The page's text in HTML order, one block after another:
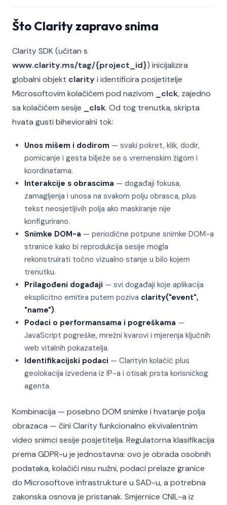
Što Clarity zapravo snima
Clarity SDK (učitan s
www.clarity.ms/tag/{project_id}) inicijalizira
globalni objekt clarityi identificira posjetitelje
Microsoftovim kolačićem pod nazivom
_clck, zajedno
sa kolačićem sesije
_clsk. Od tog trenutka, skripta
hvata gusti bihevioralni tok:
Unos mišem i dodirom — svaki pokret, klik, dodir,
pomicanje i gesta bilježe se s vremenskim žigom i
koordinatama.
Interakcije s obrascima — događaji fokusa,
zamagljenja i unosa na svakom polju obrasca, plus
tekst neosjetljivih polja ako maskiranje nije
konfigurirano.
Snimke DOM-a — periodične potpune snimke DOM-a
stranice kako bi reprodukcija sesije mogla
rekonstruirati točno vizualno stanje u bilo kojem
trenutku.
Prilagođeni događaji — svi događaji koje aplikacija
eksplicitno emitira putem poziva clarity("event",
"name").
Podaci o performansama i pogreškama —
JavaScript pogreške, mrežni kvarovi i mjerenja ključnih
web vitalnih pokazatelja.
Identifikacijski podaci — Clarityin kolačić plus
geolokacija izvedena iz IP-a i otisak prsta korisničkog
agenta.
Kombinacija — posebno DOM snimke i hvatanje polja
obrazaca — čini Clarity funkcionalno ekvivalentnim
video snimci sesije posjetitelja. Regulatorna klasifikacija
prema GDPR-u je jednostavna: ovo je obrada osobnih
podataka, kolačići nisu nužni, podaci prelaze granice
do Microsoftove infrastrukture u SAD-u, a potrebna
zakonska osnova je pristanak. Smjernice CNIL-a iz